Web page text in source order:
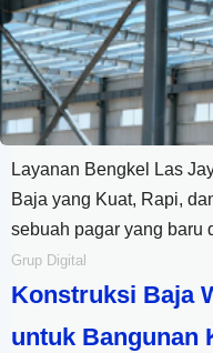
Layanan Bengkel Las
Baja yang Kuat, Rapi,
sebuah pagar yang baru
Grup Digital
Konstruksi Baja
untuk Bangunan